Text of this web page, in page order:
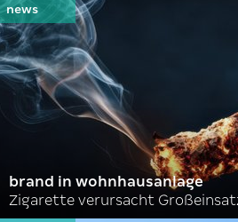
brand in wohnhausanlage
Zigarette verursacht